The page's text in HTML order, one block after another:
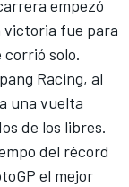
empezó
victoria fue para
corrió solo.
Racing, al
una vuelta
de los libres.
del récord
el mejor